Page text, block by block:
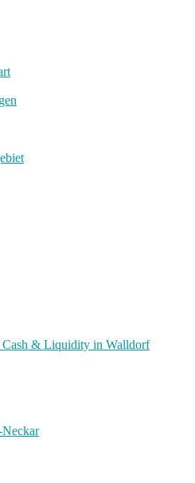
Cash & Liquidity in Walldorf